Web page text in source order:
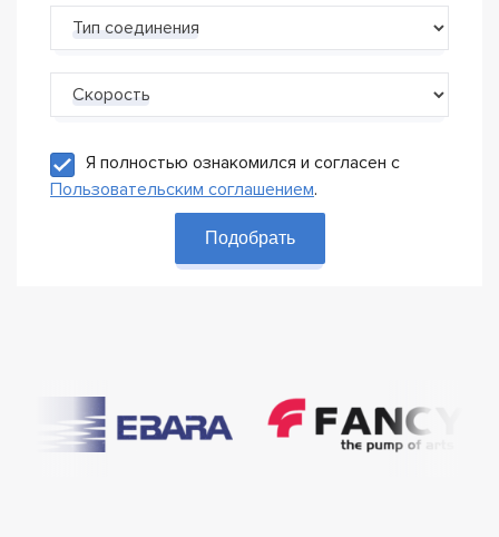
Тип соединения
Скорость
Я полностью ознакомился и согласен с
Пользовательским соглашением.
Подобрать